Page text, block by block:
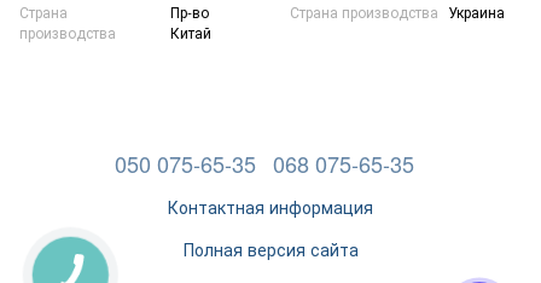
Страна
производства
Пр-во
Китай
Страна производства Украина
050 075-65-35 068 075-65-35
Контактная информация
Полная версия сайта